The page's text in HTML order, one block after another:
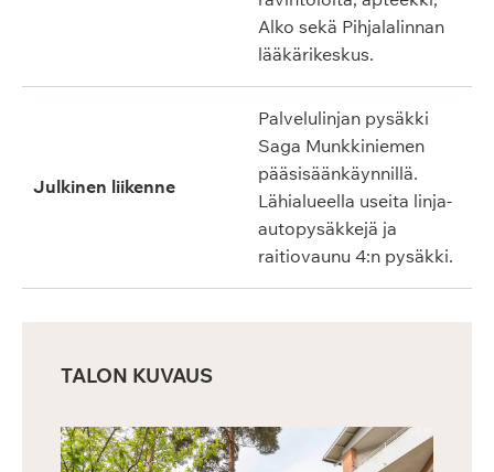
Alko sekä Pihjalalinnan
lääkärikeskus.
Julkinen liikenne
Palvelulinjan pysäkki
Saga Munkkiniemen
pääsisäänkäynnillä.
Lähialueella useita linja-
autopysäkkejä ja
raitiovaunu 4:n pysäkki.
TALON KUVAUS